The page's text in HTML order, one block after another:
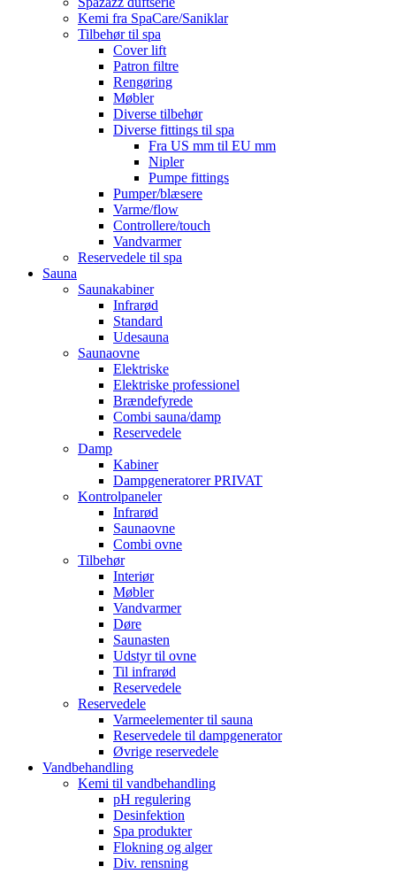
Kemi fra SpaCare/Saniklar
Tilbehør til spa
Cover lift
Patron filtre
Rengøring
Møbler
Diverse tilbehør
Diverse fittings til spa
Fra US mm til EU mm
Nipler
Pumpe fittings
Pumper/blæsere
Varme/flow
Controllere/touch
Vandvarmer
Reservedele til spa
Sauna
Saunakabiner
Infrarød
Standard
Udesauna
Saunaovne
Elektriske
Elektriske professionel
Brændefyrede
Combi sauna/damp
Reservedele
Damp
Kabiner
Dampgeneratorer PRIVAT
Kontrolpaneler
Infrarød
Saunaovne
Combi ovne
Tilbehør
Interiør
Møbler
Vandvarmer
Døre
Saunasten
Udstyr til ovne
Til infrarød
Reservedele
Reservedele
Varmeelementer til sauna
Reservedele til dampgenerator
Øvrige reservedele
Vandbehandling
Kemi til vandbehandling
pH regulering
Desinfektion
Spa produkter
Flokning og alger
Div. rensning